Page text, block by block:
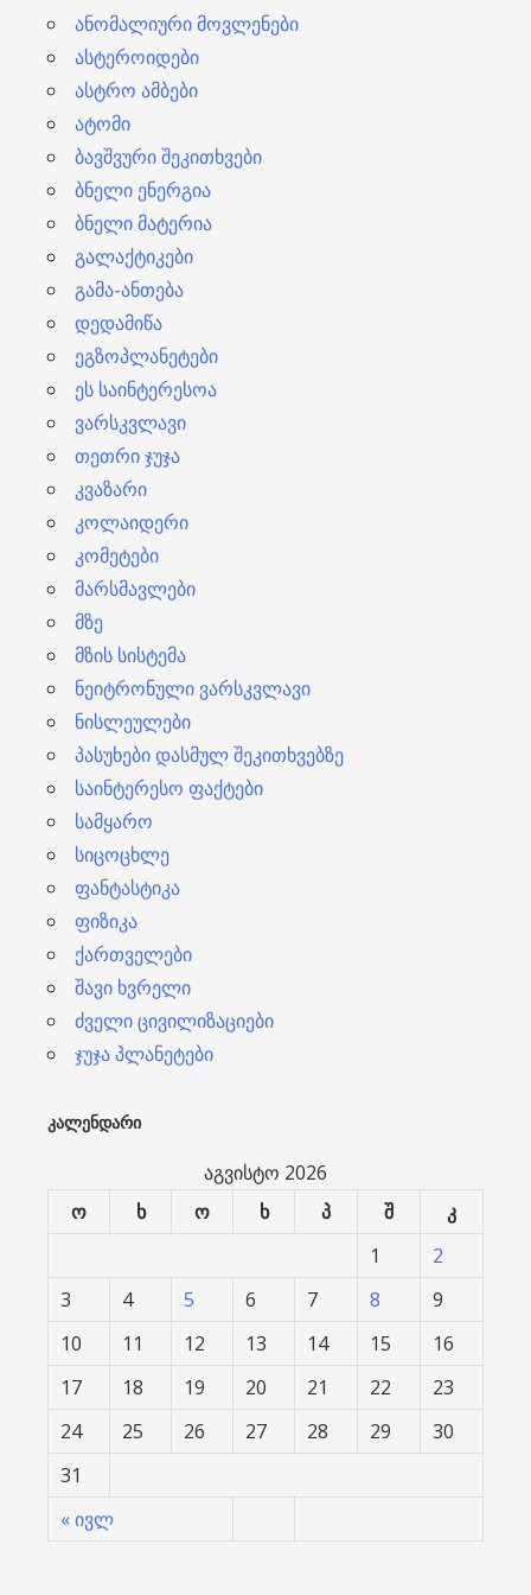
ანომალიური მოვლენები
ასტეროიდები
ასტრო ამბები
ატომი
ბავშვური შეკითხვები
ბნელი ენერგია
ბნელი მატერია
გალაქტიკები
გამა-ანთება
დედამიწა
ეგზოპლანეტები
ეს საინტერესოა
ვარსკვლავი
თეთრი ჯუჯა
კვაზარი
კოლაიდერი
კომეტები
მარსმავლები
მზე
მზის სისტემა
ნეიტრონული ვარსკვლავი
ნისლეულები
პასუხები დასმულ შეკითხვებზე
საინტერესო ფაქტები
სამყარო
სიცოცხლე
ფანტასტიკა
ფიზიკა
ქართველები
შავი ხვრელი
ძველი ცივილიზაციები
ჯუჯა პლანეტები
ᲙᲐᲚᲔᲜᲓᲐᲠᲘ
აგვისტო 2026
ო
ხ ო ხ პ შ კ
« ივლ
1
2
3
4 5 6 7 8
9
10
11 12 13 14 15
16
17
18 19 20 21 22
23
24
25 26 27 28 29
30
31